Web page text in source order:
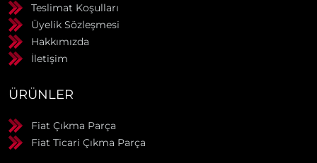
Teslimat Koşulları
Üyelik Sözleşmesi
Hakkımızda
İletişim
ÜRÜNLER
Fiat Çıkma Parça
Fiat Ticari Çıkma Parça